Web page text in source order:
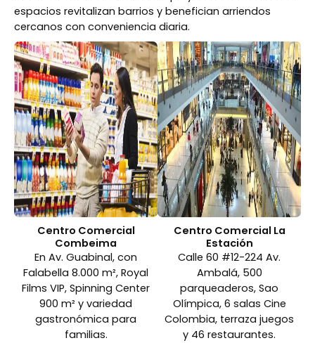
espacios revitalizan barrios y benefician arriendos
cercanos con conveniencia diaria.
Centro Comercial
Combeima
En Av. Guabinal, con
Falabella 8.000 m², Royal
Films VIP, Spinning Center
900 m² y variedad
gastronómica para
familias.
Centro Comercial La
Estación
Calle 60 #12-224 Av.
Ambalá, 500
parqueaderos, Sao
Olímpica, 6 salas Cine
Colombia, terraza juegos
y 46 restaurantes.